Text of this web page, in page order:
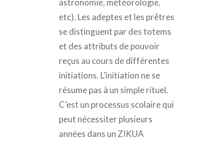
etc). Les adeptes et les prêtres
se distinguent par des totems
et des attributs de pouvoir
reçus au cours de différentes
initiations. L’initiation ne se
résume pas à un simple rituel.
C’est un processus scolaire qui
peut nécessiter plusieurs
années dans un ZIKUA